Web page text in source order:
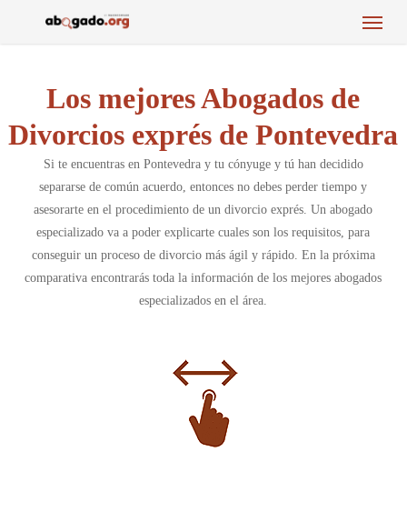
Menu
Los mejores Abogados de
Divorcios exprés de Pontevedra
Si te encuentras en Pontevedra y tu cónyuge y tú han decidido
separarse de común acuerdo, entonces no debes perder tiempo y
asesorarte en el procedimiento de un divorcio exprés. Un abogado
especializado va a poder explicarte cuales son los requisitos, para
conseguir un proceso de divorcio más ágil y rápido. En la próxima
comparativa encontrarás toda la información de los mejores abogados
especializados en el área.